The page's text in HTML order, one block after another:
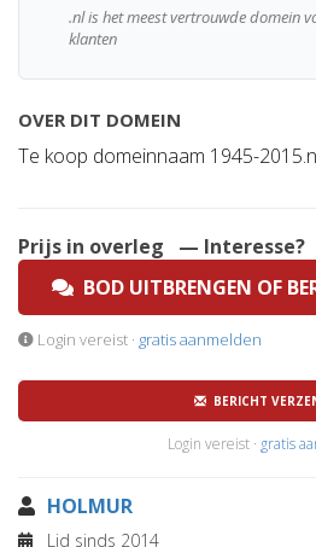
.nl is het meest vertrouwde domein
klanten
OVER DIT DOMEIN
Te koop domeinnaam 1945-
Prijs in overleg
— Interesse?
BOD UITBRENGEN OF
Login vereist · gratis aanmelden
BERICHT
Login vereist · gratis
HOLMUR
Lid sinds 2014